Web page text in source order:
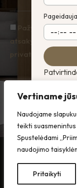
Vertiname
Naudojame
teikti
Spustelėdami
naudojimo
Pritaikyti
Pažymėję
atsakymų į
privatumo politika.
Siųsti
Visos teisės
saugomos ©
Hauz
Jūsų
dieną.
Dėl
susisiekti
+370 620